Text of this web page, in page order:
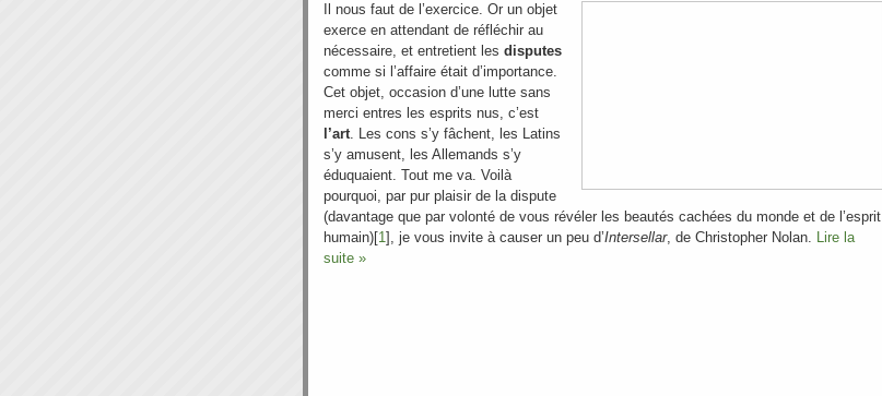
Il nous faut de l’exercice. Or un objet
exerce en attendant de réfléchir au
nécessaire, et entretient les disputes
comme si l’affaire était d’importance.
Cet objet, occasion d’une lutte sans
merci entres les esprits nus, c’est
l’art. Les cons s’y fâchent, les Latins
s’y amusent, les Allemands s’y
éduquaient. Tout me va. Voilà
pourquoi, par pur plaisir de la dispute
(davantage que par volonté de vous révéler les beautés cachées du monde et de l’esprit
humain)[1], je vous invite à causer un peu d’Intersellar, de Christopher Nolan. Lire la
suite »